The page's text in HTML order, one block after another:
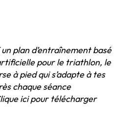
plan d’entraînement basé
pour le triathlon, le
à pied qui s’adapte à tes
chaque séance
ici pour télécharger